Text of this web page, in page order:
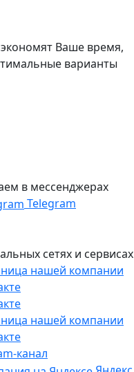
Ваше время,
варианты
в мессенджерах
Telegram
сетях и сервисах
канал